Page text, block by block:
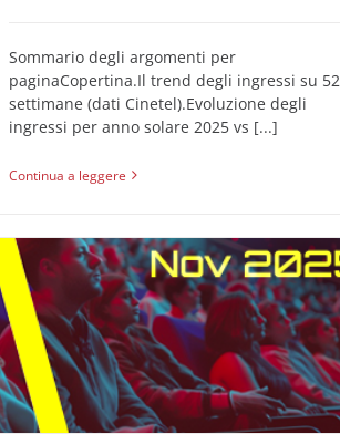
Sommario degli argomenti per
paginaCopertina.Il trend degli ingressi su 52
settimane (dati Cinetel).Evoluzione degli
ingressi per anno solare 2025 vs [...]
Continua a leggere
AGGIORNAMENTO AUDIMOVIE Il Profilo degli
Spettatori delle Sale Cinematografiche \
NOVEMBRE 2025
AUDIMOVIE Ricerche Pubblicità Cinema Il Profilo
degli Spettatori delle Sale Cinematografiche